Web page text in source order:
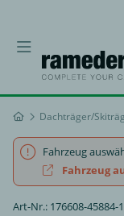
Dachträger/
Fahrzeug
Fahrzeug
Art-Nr.: 176608-45884-1